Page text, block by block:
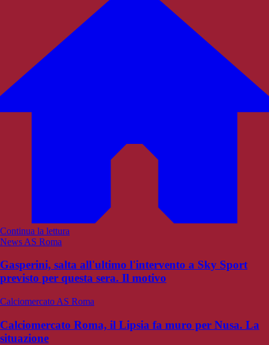
Continua la lettura
News AS Roma
Gasperini, salta all'ultimo l'intervento a Sky Sport
previsto per questa sera. Il motivo
Calciomercato AS Roma
Calciomercato Roma, il Lipsia fa muro per Nusa. La
situazione